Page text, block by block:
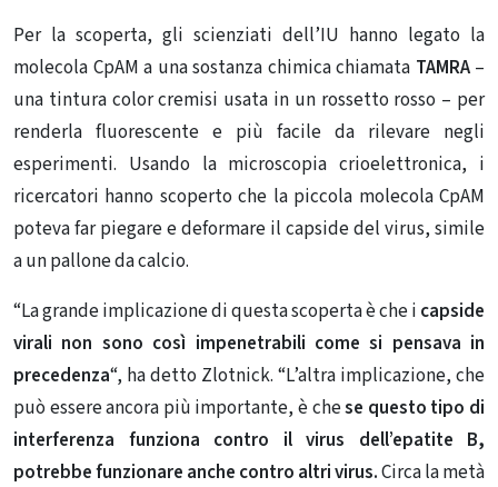
Per la scoperta, gli scienziati dell’IU hanno legato la
molecola CpAM a una sostanza chimica chiamata TAMRA–
una tintura color cremisi usata in un rossetto rosso – per
renderla fluorescente e più facile da rilevare negli
esperimenti. Usando la microscopia crioelettronica, i
ricercatori hanno scoperto che la piccola molecola CpAM
poteva far piegare e deformare il capside del virus, simile
a un pallone da calcio.
“La grande implicazione di questa scoperta è che i capside
virali non sono così impenetrabili come si pensava in
precedenza“, ha detto Zlotnick. “L’altra implicazione, che
può essere ancora più importante, è chese questo tipo di
interferenza funziona contro il virus dell’epatite B,
potrebbe funzionare anche contro altri virus.Circa la metà